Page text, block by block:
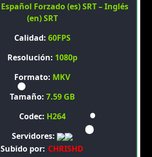
Español Forzado (es) SRT – Inglés
(en) SRT
Calidad: 60FPS
Resolución: 1080p
Formato: MKV
Tamaño: 7.59 GB
Codec: H264
Servidores:
Subido por: CHRISHD